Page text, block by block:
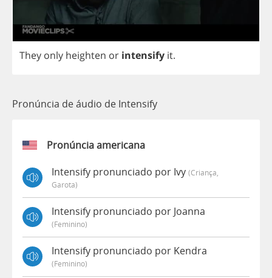
They only heighten or intensify it.
Pronúncia de áudio de Intensify
Pronúncia americana
Intensify pronunciado por Ivy (criança,
Garota)
Intensify pronunciado por Joanna
(feminino)
Intensify pronunciado por Kendra
(feminino)